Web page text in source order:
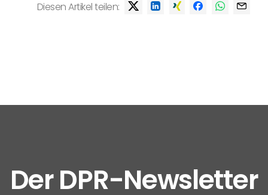
Diesen Artikel teilen:
Der DPR-Newsletter